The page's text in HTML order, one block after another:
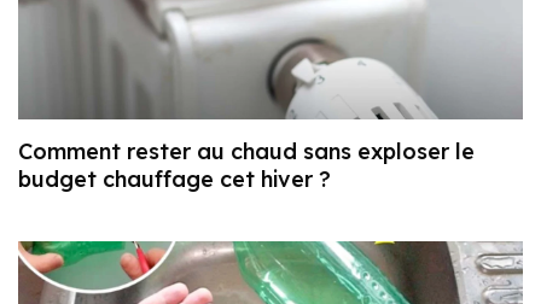
Comment rester au chaud sans exploser le
budget chauffage cet hiver ?